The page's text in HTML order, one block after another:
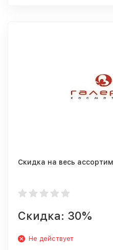
Скидка на весь
Скидка: 30%
Не действует